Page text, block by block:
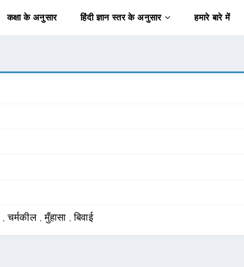
कक्षा के अनुसार हिंदी ज्ञान स्तर के अनुसार हमारे बारे में
,चर्मकील ,मुँहासा ,बिवाई